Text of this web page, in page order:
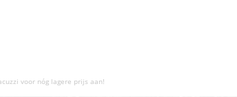
voor nóg lagere prijs aan!